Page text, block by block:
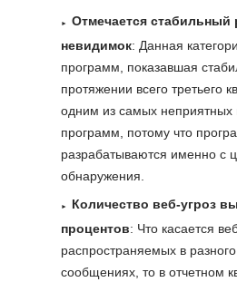
Отмечается стабильный
невидимок: Данная
программ, показавшая
протяжении всего третьего
одним из самых неприятных
программ, потому что
разрабатываются именно с
обнаружения.
Количество веб-угроз
процентов: Что касается
распространяемых в
сообщениях, то в отчетном